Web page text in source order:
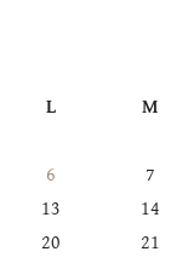
L
M
6
7
13
14
20
21